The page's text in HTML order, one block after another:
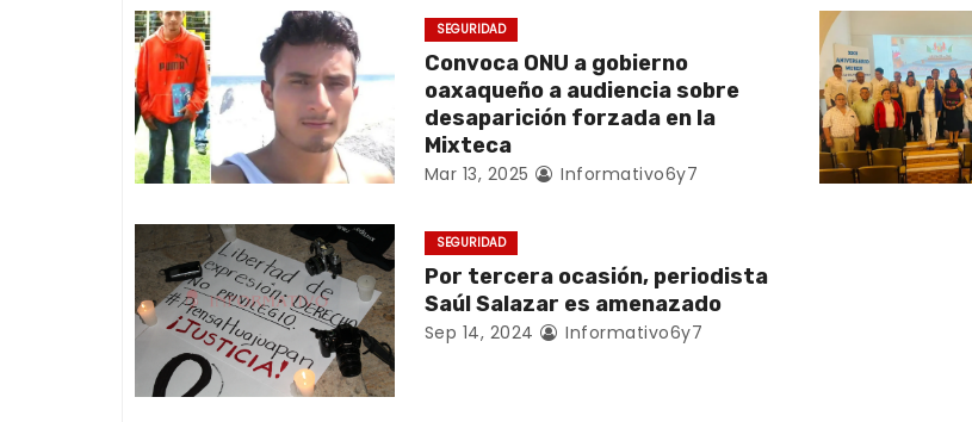
e
g
a
c
i
ó
n
d
SEGURIDAD
Convoca ONU a gobierno
oaxaqueño a audiencia sobre
desaparición forzada en la
Mixteca
Mar 13, 2025 Informativo6y7
SEGURIDAD
Por tercera ocasión, periodista
Saúl Salazar es amenazado
Sep 14, 2024 Informativo6y7